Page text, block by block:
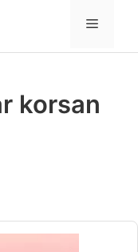
MENÜ
korsan